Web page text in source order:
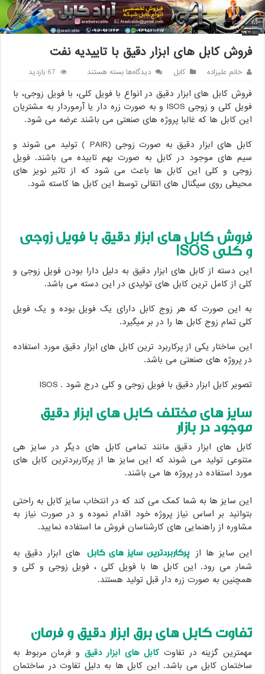
خانه / کابل / فروش کابل های ابزار دقیق با تاییدیه نفت
فروش کابل های ابزار دقیق با تاییدیه نفت
خانم علیزاده کابل دیدگاه‌هابرای
کابل
های
ابزار
دقیق
تاییدیه
نفت
بسته هستند 67 بازدید
فروش کابل های ابزار دقیق در انواع با فویل کلی، با فویل زوجی، با
فویل کلی و زوجی ISOS و به صورت زره دار یا آرموردار به مشتریان
این کابل ها که غالبا پروژه های صنعتی می باشند عرضه می شود.
کابل های ابزار دقیق به صورت زوجی (PAIR ) تولید می شوند و
سیم های موجود در کابل به صورت بهم تابیده می باشند. فویل
زوجی و کلی این کابل ها باعث می شود که از تاثیر نویز های
محیطی روی سیگنال های اتقالی توسط این کابل ها کاسته شود.
فروش کابل های ابزار دقیق با فویل زوجی
و کلیISOS
این دسته از کابل های ابزار دقیق به دلیل دارا بودن فویل زوجی و
کلی از کامل ترین کابل های تولیدی در این دسته می باشد.
به این صورت که هر زوج کابل دارای یک فویل بوده و یک فویل
کلی تمام زوج کابل ها را در بر میگیرد.
این ساختار یکی از پرکاربرد ترین کابل های ابزار دقیق مورد استفاده
در پروژه های صنعتی می باشد.
تصویر کابل ابزار دقیق با فویل زوجی و کلی درج شود . ISOS
سایز های مختلف کابل های ابزار دقیق
موجود در بازار
کابل های ابزار دقیق مانند تمامی کابل های دیگر در سایز هی
متنوعی تولید می شوند که این سایز ها از پرکاربردترین کابل های
مورد استفاده در پروژه ها می باشند.
این سایز ها به شما کمک می کند که در انتخاب سایز کابل به راحتی
بتوانید بر اساس نیاز پروژه خود اقدام نموده و در صورت نیاز به
مشاوره از راهنمایی های کارشناسان فروش ما استفاده نمایید.
این سایز ها از پرکاربردترین سایز های کابل های ابزار دقیق به
شمار می رود. این کابل ها با فویل کلی ، فویل زوجی و کلی و
همچنین به صورت زره دار قبل تولید هستند.
تفاوت کابل های برق ابزار دقیق و فرمان
مهمترین گزینه در تفاوت کابل های ابزار دقیق و فرمان مربوط به
ساختمان کابل می باشد. این کابل ها به دلیل تفاوت در ساختمان